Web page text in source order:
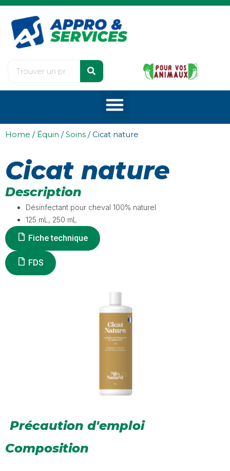
Home / Équin /Soins / Cicat nature
Cicat nature
Description
Désinfectant pour cheval 100% naturel
125 mL, 250 mL
Fiche technique
FDS
Précaution d'emploi
Composition